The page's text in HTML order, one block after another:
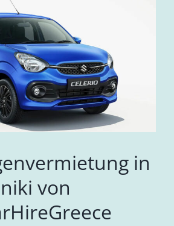
in
von